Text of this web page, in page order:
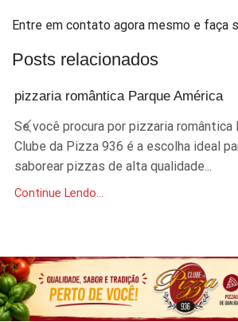
Entre em contato agora mesmo e faça
Posts relacionados
pizzaria romântica Parque América
Se você procura por pizzaria romântica
Clube da Pizza 936 é a escolha ideal
saborear pizzas de alta qualidade...
Continue Lendo...